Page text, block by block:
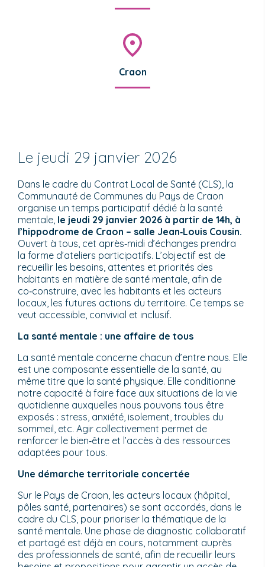
Craon
Le jeudi 29 janvier 2026
Dans le cadre du Contrat Local de Santé (CLS), la
Communauté de Communes du Pays de Craon
organise un temps participatif dédié à la santé
mentale, le jeudi 29 janvier 2026 à partir de 14h, à
l’hippodrome de Craon – salle Jean‑Louis Cousin.
Ouvert à tous, cet après‑midi d’échanges prendra
la forme d’ateliers participatifs. L’objectif est de
recueillir les besoins, attentes et priorités des
habitants en matière de santé mentale, afin de
co‑construire, avec les habitants et les acteurs
locaux, les futures actions du territoire. Ce temps se
veut accessible, convivial et inclusif.
La santé mentale : une affaire de tous
La santé mentale concerne chacun d’entre nous. Elle
est une composante essentielle de la santé, au
même titre que la santé physique. Elle conditionne
notre capacité à faire face aux situations de la vie
quotidienne auxquelles nous pouvons tous être
exposés : stress, anxiété, isolement, troubles du
sommeil, etc. Agir collectivement permet de
renforcer le bien‑être et l’accès à des ressources
adaptées pour tous.
Une démarche territoriale concertée
Sur le Pays de Craon, les acteurs locaux (hôpital,
pôles santé, partenaires) se sont accordés, dans le
cadre du CLS, pour prioriser la thématique de la
santé mentale. Une phase de diagnostic collaboratif
et partagé est déjà en cours, notamment auprès
des professionnels de santé, afin de recueillir leurs